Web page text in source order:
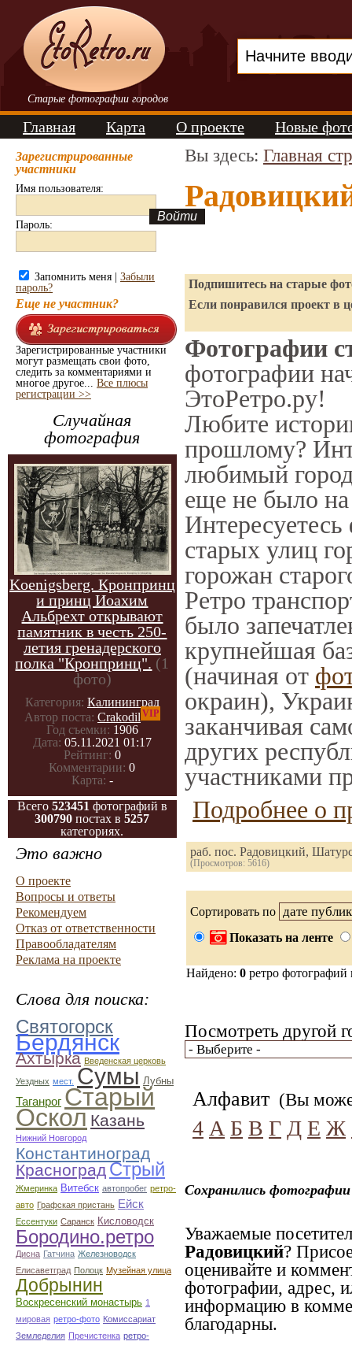
Старые фотографии городов
Главная Карта О проекте Новые
Зарегистрированные
участники
Имя пользователя:
Пароль:
Запомнить меня | Забыли
пароль?
Еще не участник?
Зарегистрированные участники
могут размещать свои фото,
следить за комментариями и
многое другое... Все плюсы
регистрации >>
Случайная
фотография
Koenigsberg. Кронпринц
и принц Иоахим
Альбрехт открывают
памятник в честь 250-
летия гренадерского
полка "Кронпринц". (1
фото)
Категория: Калининград
Автор поста: Crakodil VIP
Год съемки: 1906
Дата: 05.11.2021 01:17
Рейтинг: 0
Комментарии: 0
Карта: -
Всего 523451 фотографий в
300790 постах в5257
категориях.
Это важно
О проекте
Вопросы и ответы
Рекомендуем
Отказ от ответственности
Правообладателям
Реклама на проекте
Слова для поиска:
Святогорск
Бердянск
Ахтырка Введенская церковь
Уездных мест. Сумы Лубны
Таганрог Старый
Оскол Казань
Нижний Новгород
Константиноград
КрасноградСтрый
Жмеринка Витебск автопробег ретро-
авто Графская пристань Ейск
Ессентуки Саранск Кисловодск
Бородино.ретро
Дисна Гатчина Железноводск
Елисаветград Полоцк Музейная улица
Добрынин
Воскресенский монастырь 1
мировая ретро-фото Комиссариат
Земледелия Пречистенка ретро-
Вы здесь: Главная
Подпишитесь на старые
Если понравился проект в
Фотографии
фотографии
ЭтоРетро.ру!
Любите
прошлому?
любимый
еще не было на
Интересуетесь
старых улиц
горожан
Ретро
было
крупнейшая
(начиная от
окраин),
заканчивая
других
участниками
Подробнее о
раб. пос. Радовицкий,
(Просмотров: 5616)
Сортировать по
Показать на ленте
Найдено: 0 ретро
Посмотреть другой
Алфавит (Вы
4 А Б В Г Д Е Ж
Сохранились
Уважаемые
Радовицкий?
оценивайте и
фотографии, адрес,
информацию в
благодарны.